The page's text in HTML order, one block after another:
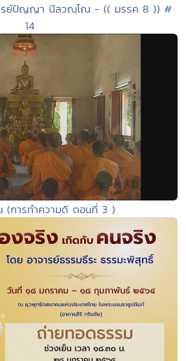
รย์ปัญญา นีลวณฺโณ - (( มรรค 8 )) #
14
(การทำความดี ตอนที่ 3 )